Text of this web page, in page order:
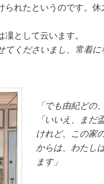
れたというのです。
凜として云います。
てくださいまし、常着
「でも由紀どの
「いいえ、まだ
けれど、この家
からは、わたし
ます」